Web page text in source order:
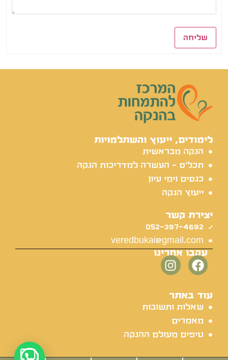
שליחה
לימודים, ייעוץ והשתלמויות
הנקה מבראשית
תכל'ס - העשרה למדריכות הנקה
כנסים וימי עיון
ייעוץ הנקה
יצירת קשר
052-397-4692
veredbukai@gmail.com
עקבו אחרינו
עוד באתר
שאלות ותשובות
מאמרים
טיפים מעולם ההנקה